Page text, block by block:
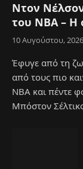
Ντον
του NBA – Η
10 Αυγούστου, 2026
Έφυγε από τη
από τους πιο
NBA και πέντε
Μπόστον